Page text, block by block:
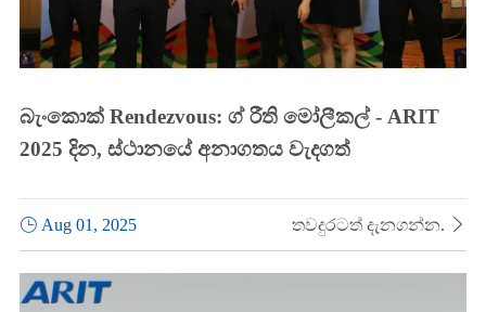
බැංකොක් Rendezvous: ග් රීති මෝලීකල් - ARIT
2025 දින, ස්ථානයේ අනාගතය වැදගත්
Aug 01, 2025 තවදුරටත් දැනගන්න. 